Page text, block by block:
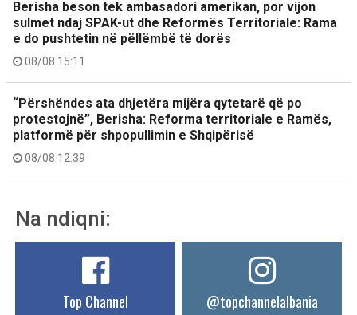
Berisha beson tek ambasadori amerikan, por vijon
sulmet ndaj SPAK-ut dhe Reformës Territoriale: Rama
e do pushtetin në pëllëmbë të dorës
08/08 15:11
“Përshëndes ata dhjetëra mijëra qytetarë që po
protestojnë”, Berisha: Reforma territoriale e Ramës,
platformë për shpopullimin e Shqipërisë
08/08 12:39
Na ndiqni:
Top Channel @topchannelalbania